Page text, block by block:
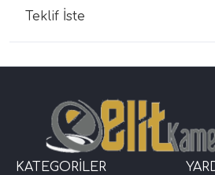
Teklif İste
KATEGORİLER